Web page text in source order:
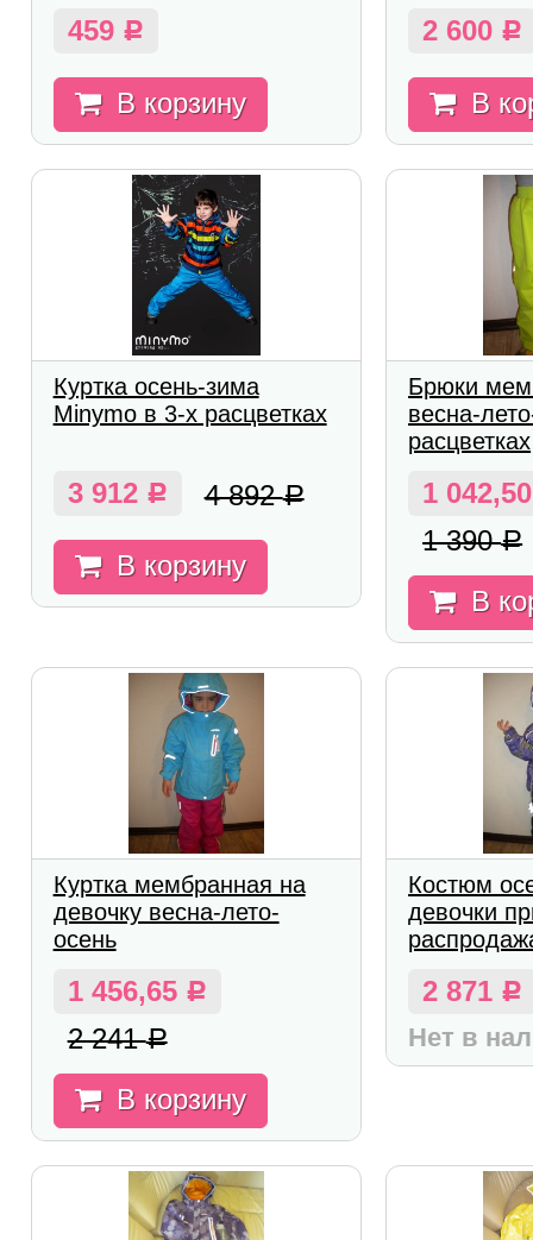
459 Р
В корзину
2 600 Р
В
Куртка осень-зима
Minymo в 3-х расцветках
3 912 Р 4 892Р
В корзину
Брюки
весна-
расцветках
1
1 390Р
В
Куртка мембранная на
девочку весна-лето-
осень
1 456,65 Р
2 241Р
В корзину
Костюм
девочки
2 871 Р
Нет в